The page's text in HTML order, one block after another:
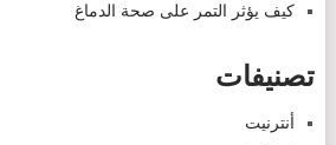
كيف يؤثر التمر على صحة الدماغ
تصنيفات
أنترنيت